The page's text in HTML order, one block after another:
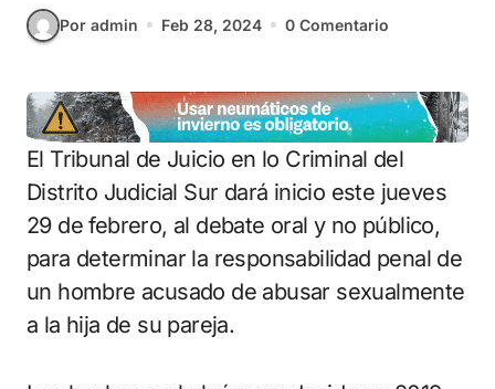
Por admin Feb 28, 2024 0 Comentario
El Tribunal de Juicio en lo Criminal del
Distrito Judicial Sur dará inicio este jueves
29 de febrero, al debate oral y no público,
para determinar la responsabilidad penal de
un hombre acusado de abusar sexualmente
a la hija de su pareja.